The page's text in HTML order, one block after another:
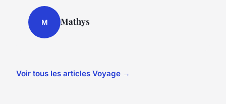
M Mathys
Voir tous les articles Voyage →